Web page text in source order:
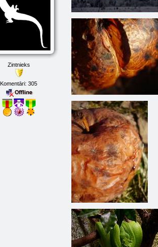
Zintnieks
Komentāri: 305